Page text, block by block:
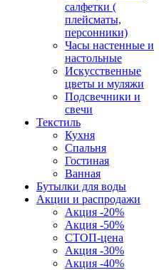
салфетки (
плейсматы,
персонники)
Часы настенные и
настольные
Искусственные
цветы и муляжи
Подсвечники и
свечи
Текстиль
Кухня
Спальня
Гостиная
Ванная
Бутылки для воды
Акции и распродажи
Акция -20%
Акция -50%
СТОП-цена
Акция -30%
Акция -40%